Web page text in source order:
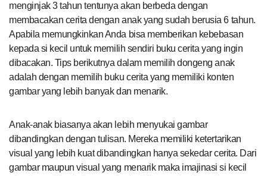
menginjak 3 tahun tentunya akan berbeda dengan
membacakan cerita dengan anak yang sudah berusia 6 tahun.
Apabila memungkinkan Anda bisa memberikan kebebasan
kepada si kecil untuk memilih sendiri buku cerita yang ingin
dibacakan. Tips berikutnya dalam memilih dongeng anak
adalah dengan memilih buku cerita yang memiliki konten
gambar yang lebih banyak dan menarik.
Anak-anak biasanya akan lebih menyukai gambar
dibandingkan dengan tulisan. Mereka memiliki ketertarikan
visual yang lebih kuat dibandingkan hanya sekedar cerita. Dari
gambar maupun visual yang menarik maka imajinasi si kecil